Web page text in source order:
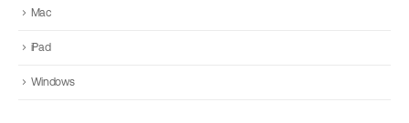
Mac
iPad
Windows